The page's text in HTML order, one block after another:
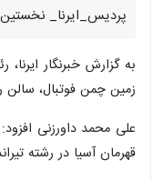
پردیس_ایرنا_
به گزارش خبرنگار
زمین چمن فوتبال، سالن رزمی، حرکات
علی محمد داورزنی
قهرمان آسیا در رشته